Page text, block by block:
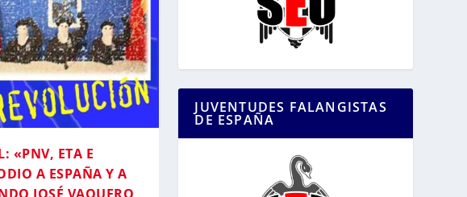
«PNV, ETA E
A ESPAÑA Y A
JUVENTUDES FALANGISTAS
DE ESPAÑA